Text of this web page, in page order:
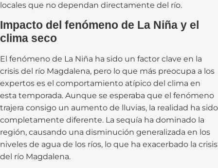
locales que no dependan directamente del río.
Impacto del fenómeno de La Niña y el
clima seco
El fenómeno de La Niña ha sido un factor clave en la
crisis del río Magdalena, pero lo que más preocupa a los
expertos es el comportamiento atípico del clima en
esta temporada. Aunque se esperaba que el fenómeno
trajera consigo un aumento de lluvias, la realidad ha sido
completamente diferente. La sequía ha dominado la
región, causando una disminución generalizada en los
niveles de agua de los ríos, lo que ha exacerbado la crisis
del río Magdalena.